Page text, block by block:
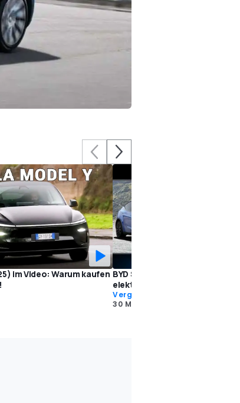
im Video: Warum kaufen BYD Seal U vs Tesla Model Y:
elektrischen Familien-SUVs
Vergleichstests
30 Mai 2024